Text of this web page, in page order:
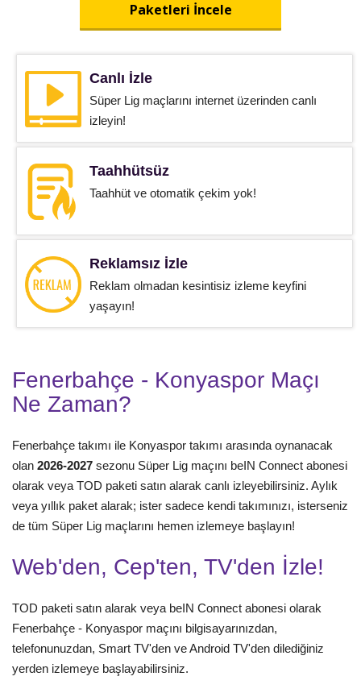
Paketleri İncele
Canlı İzle
Süper Lig maçlarını internet üzerinden canlı
izleyin!
Taahhütsüz
Taahhüt ve otomatik çekim yok!
Reklamsız İzle
Reklam olmadan kesintisiz izleme keyfini
yaşayın!
Fenerbahçe - Konyaspor Maçı
Ne Zaman?
Fenerbahçe takımı ile Konyaspor takımı arasında oynanacak
olan 2026-2027 sezonu Süper Lig maçını beIN Connect abonesi
olarak veya TOD paketi satın alarak canlı izleyebilirsiniz. Aylık
veya yıllık paket alarak; ister sadece kendi takımınızı, isterseniz
de tüm Süper Lig maçlarını hemen izlemeye başlayın!
Web'den, Cep'ten, TV'den İzle!
TOD paketi satın alarak veya beIN Connect abonesi olarak
Fenerbahçe - Konyaspor maçını bilgisayarınızdan,
telefonunuzdan, Smart TV'den ve Android TV'den dilediğiniz
yerden izlemeye başlayabilirsiniz.